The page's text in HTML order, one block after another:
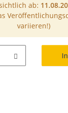
ab:
variieren!)